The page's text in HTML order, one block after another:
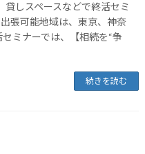
しスペースなどで終活セミ
張可能地域は、東京、神奈
ミナーでは、【相続を“争
続きを読む